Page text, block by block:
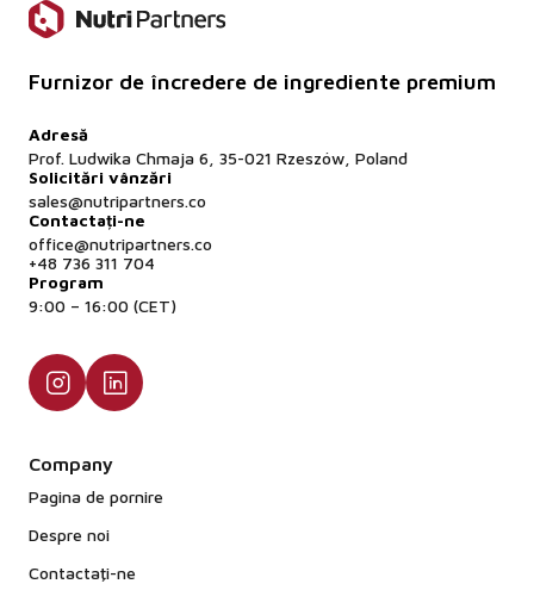
Furnizor de încredere de ingrediente premium
Adresă
Prof. Ludwika Chmaja 6, 35-021 Rzeszów, Poland
Solicitări vânzări
sales@nutripartners.co
Contactați-ne
office@nutripartners.co
+48 736 311 704
Program
9:00 – 16:00 (CET)
Company
Pagina de pornire
Despre noi
Contactaţi-ne